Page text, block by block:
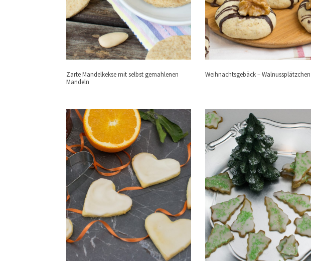
Zarte Mandelkekse mit selbst gemahlenen
Mandeln
Weihnachtsgebäck – Walnussplätzchen